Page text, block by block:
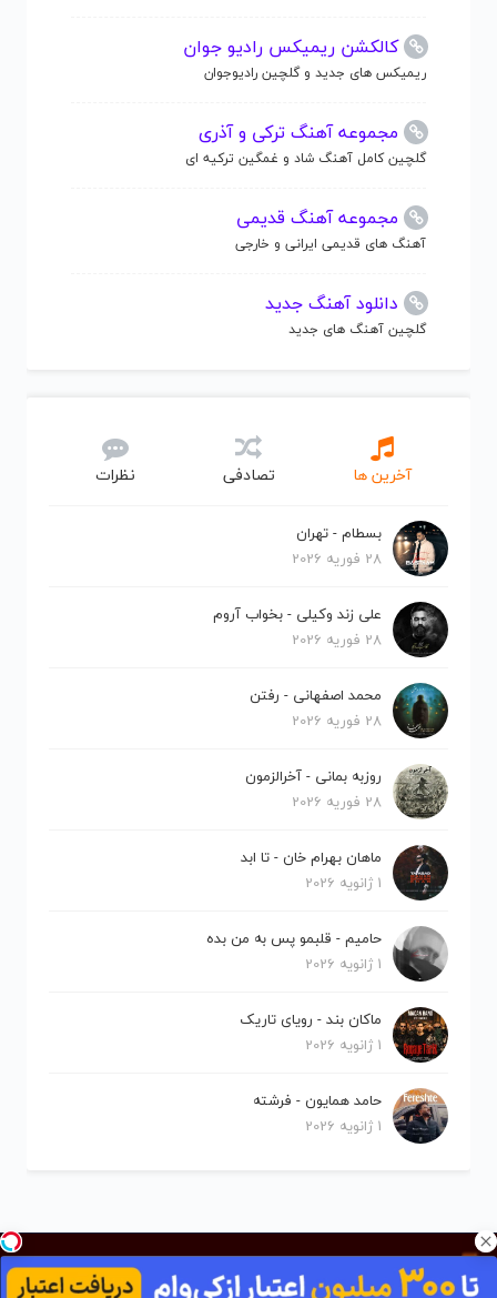
کالکشن ریمیکس رادیو جوان
ریمیکس های جدید و گلچین رادیوجوان
مجموعه آهنگ ترکی و آذری
گلچین کامل آهنگ شاد و غمگین ترکیه ای
مجموعه آهنگ قدیمی
آهنگ های قدیمی ایرانی و خارجی
دانلود آهنگ جدید
گلچین آهنگ های جدید
آخرین ها تصادفی نظرات
بسطام - تهران
28 فوریه 2026
علی زند وکیلی - بخواب آروم
28 فوریه 2026
محمد اصفهانی - رفتن
28 فوریه 2026
روزبه بمانی - آخرالزمون
28 فوریه 2026
ماهان بهرام خان - تا ابد
1 ژانویه 2026
حامیم - قلبمو پس به من بده
1 ژانویه 2026
ماکان بند - رویای تاریک
1 ژانویه 2026
حامد همایون - فرشته
1 ژانویه 2026
کلیه حقوق برای نیلو موزیک محفوظ است.